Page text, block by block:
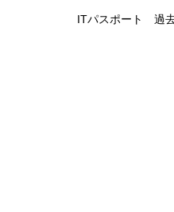
ITパスポート 過